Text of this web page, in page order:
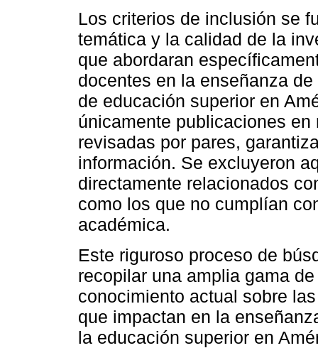
Los criterios de inclusión se
temática y la calidad de la
que abordaran
docentes en la enseñanza
de educación superior en
únicamente publicaciones
revisadas por pares,
información. Se excluyeron
directamente relacionados
como los que no cumplían
académica.
Este riguroso proceso de
recopilar una amplia gama
conocimiento actual sobre
que impactan en la
la educación superior en